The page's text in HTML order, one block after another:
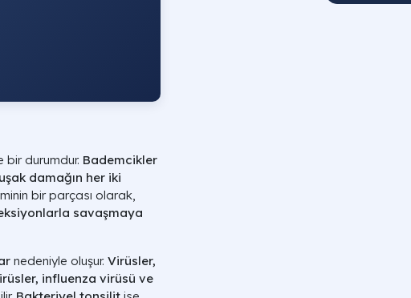
bir durumdur. Bademcikler
damağın her iki
bir parçası olarak,
savaşmaya
nedeniyle oluşur. Virüsler,
influenza virüsü ve